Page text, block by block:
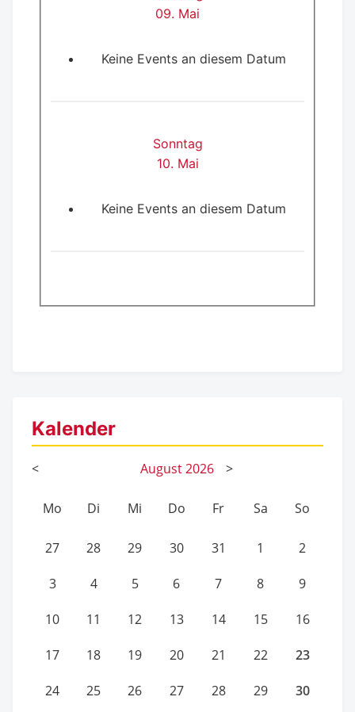
09. Mai
Keine Events an diesem Datum
Sonntag
10. Mai
Keine Events an diesem Datum
Kalender
< August2026 >
Mo Di Mi Do Fr Sa So
27 28 29 30 31 1 2
3 4 5 6 7 8 9
10 11 12 13 14 15 16
17 18 19 20 21 22 23
24 25 26 27 28 29 30